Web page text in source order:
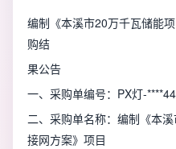
编制《本溪市20万千瓦储能
购结
果公告
一、采购单编号：PX灯-
二、采购单名称：编制《本
接网方案》项目